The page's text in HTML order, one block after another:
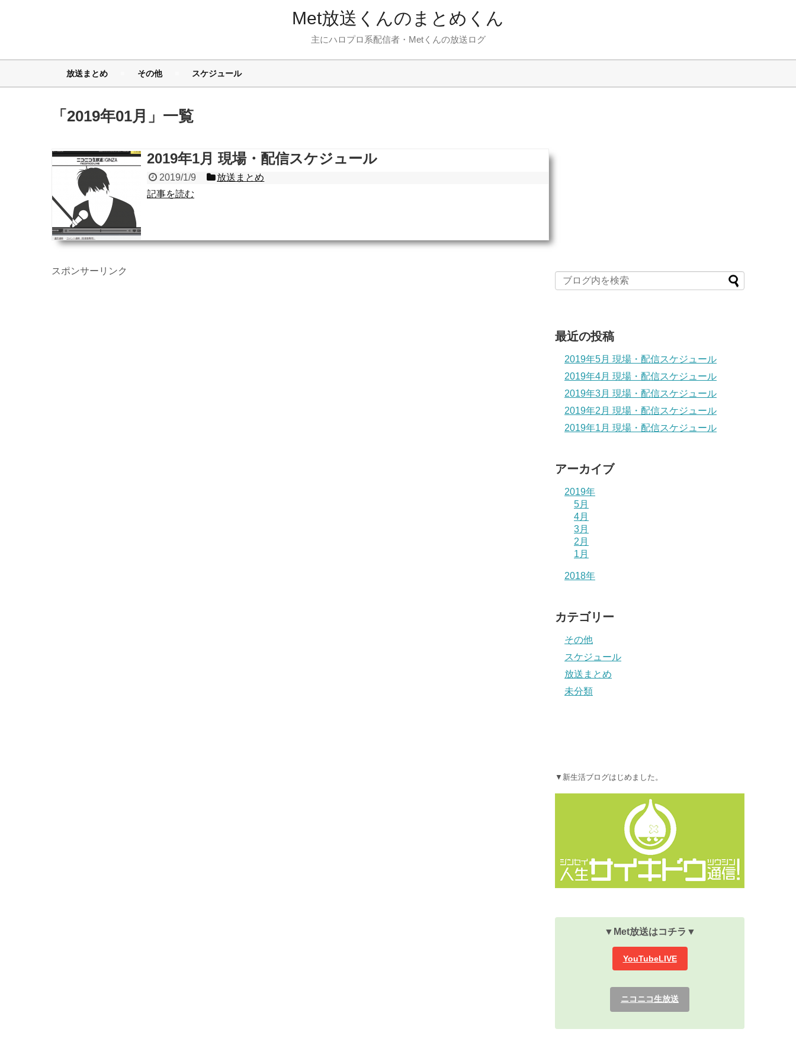
Met放送くんのまとめくん
主にハロプロ系配信者・Metくんの放送ログ
放送まとめ その他 スケジュール
「 2019年01月 」 一覧
2019年1月 現場・配信スケジュール
2019/1/9
放送まとめ
記事を読む
スポンサーリンク
最近の投稿
2019年5月 現場・配信スケジュール
2019年4月 現場・配信スケジュール
2019年3月 現場・配信スケジュール
2019年2月 現場・配信スケジュール
2019年1月 現場・配信スケジュール
アーカイブ
2019年
5月
4月
3月
2月
1月
2018年
カテゴリー
その他
スケジュール
放送まとめ
未分類
▼新生活ブログはじめました。
▼Met放送はコチラ▼
YouTubeLIVE
ニコニコ生放送